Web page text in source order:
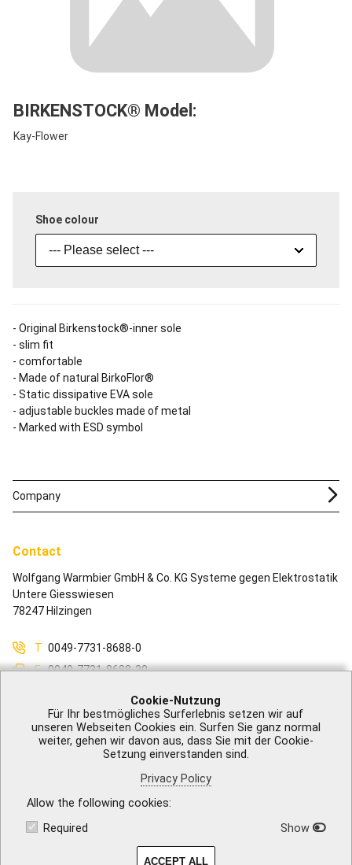
Cookie-Nutzung
Für Ihr bestmögliches Surferlebnis setzen wir auf
unseren Webseiten Cookies ein. Surfen Sie ganz normal
weiter, gehen wir davon aus, dass Sie mit der Cookie-
Setzung einverstanden sind.
Privacy Policy
Allow the following cookies
Required
Show
ACCEPT ALL
BIRKENSTOCK® Model:
Kay-Flower
Shoe colour
--- Please select ---
- Original Birkenstock®-inner sole
- slim fit
- comfortable
- Made of natural BirkoFlor®
- Static dissipative EVA sole
- adjustable buckles made of metal
- Marked with ESD symbol
Contact
Wolfgang Warmbier GmbH & Co. KG Systeme gegen Elektrostatik
Untere Giesswiesen
78247 Hilzingen
T 0049-7731-8688-0
F
0049-7731-8688-30
Company
Privacy Policy